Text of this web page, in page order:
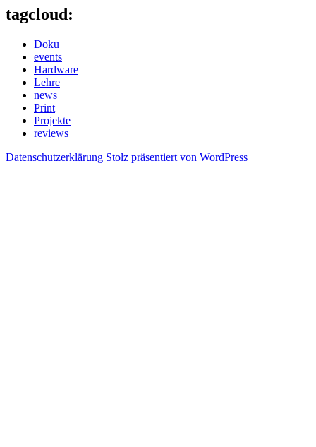
tagcloud:
Doku
events
Hardware
Lehre
news
Print
Projekte
reviews
Datenschutzerklärung Stolz präsentiert von WordPress